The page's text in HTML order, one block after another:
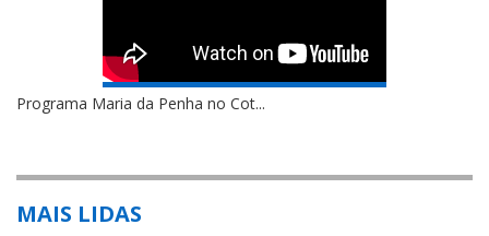
Programa Maria da Penha no Cot...
MAIS LIDAS